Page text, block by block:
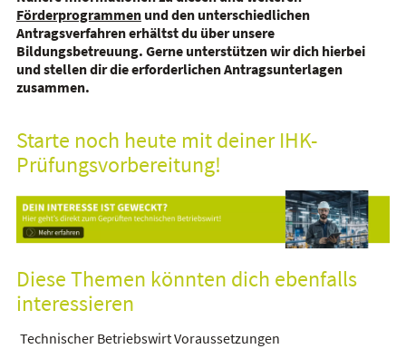
Förderprogrammenund den unterschiedlichen
Antragsverfahren erhältst du über unsere
Bildungsbetreuung. Gerne unterstützen wir dich hierbei
und stellen dir die erforderlichen Antragsunterlagen
zusammen.
Starte noch heute mit deiner IHK-
Prüfungsvorbereitung!
Diese Themen könnten dich ebenfalls
interessieren
Technischer Betriebswirt Voraussetzungen